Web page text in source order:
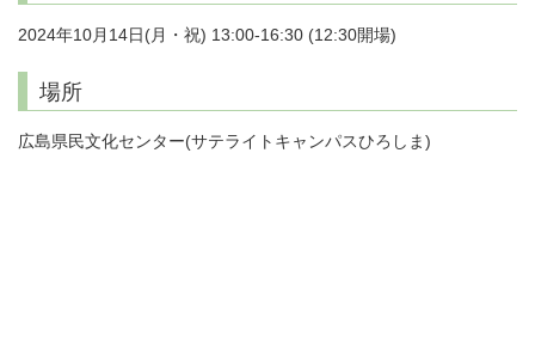
2024年10月14日(月・祝) 13:00-16:30 (12:30開場)
場所
広島県民文化センター(サテライトキャンパスひろしま)